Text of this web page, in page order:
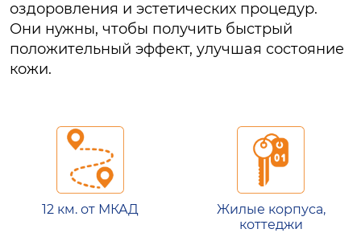
оздоровления и эстетических процедур.
Они нужны, чтобы получить быстрый
положительный эффект, улучшая состояние
кожи.
12 км. от МКАД
Жилые корпуса,
коттеджи